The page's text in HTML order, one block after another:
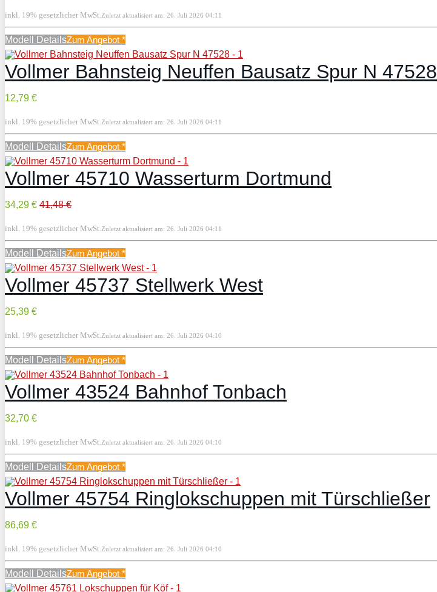
inkl. 19% gesetzlicher MwSt.Zuletzt aktualisiert am: 26. Juli 2026 04:11
Modell DetailsZum Angebot *
Vollmer Bahnsteig Neuffen Bausatz Spur N 47528
12,79 €
inkl. 19% gesetzlicher MwSt.Zuletzt aktualisiert am: 26. Juli 2026 04:11
Modell DetailsZum Angebot *
Vollmer 45710 Wasserturm Dortmund
34,29 € 41,48 €
inkl. 19% gesetzlicher MwSt.Zuletzt aktualisiert am: 26. Juli 2026 04:11
Modell DetailsZum Angebot *
Vollmer 45737 Stellwerk West
25,39 €
inkl. 19% gesetzlicher MwSt.Zuletzt aktualisiert am: 26. Juli 2026 04:10
Modell DetailsZum Angebot *
Vollmer 43524 Bahnhof Tonbach
32,70 €
inkl. 19% gesetzlicher MwSt.Zuletzt aktualisiert am: 26. Juli 2026 04:10
Modell DetailsZum Angebot *
Vollmer 45754 Ringlokschuppen mit Türschließer
86,69 €
inkl. 19% gesetzlicher MwSt.Zuletzt aktualisiert am: 26. Juli 2026 04:10
Modell DetailsZum Angebot *